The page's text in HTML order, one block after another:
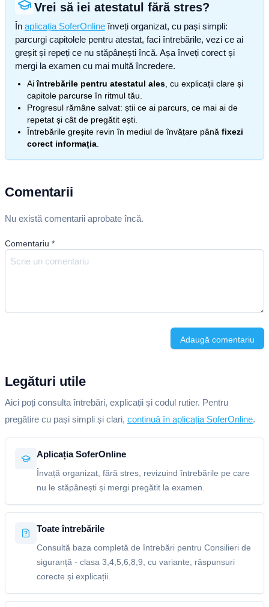
Vrei să iei atestatul fără stres?
În aplicația SoferOnline înveți organizat, cu pași simpli:
parcurgi capitolele pentru atestat, faci întrebările, vezi ce ai
greșit și repeți ce nu stăpânești încă. Așa înveți corect și
mergi la examen cu mai multă încredere.
Aiîntrebările pentru atestatul ales , cu explicații clare și
capitole parcurse în ritmul tău.
Progresul rămâne salvat: știi ce ai parcurs, ce mai ai de
repetat și cât de pregătit ești.
Întrebările greșite revin în mediul de învățare până fixezi
corect informația
Comentarii
Nu există comentarii aprobate încă.
Comentariu *
Adaugă comentariu
Legături utile
Aici poți consulta întrebări, explicații și codul rutier. Pentru
pregătire cu pași simpli și clari, continuă în aplicația SoferOnline.
Aplicația SoferOnline
Învață organizat, fără stres, revizuind întrebările pe care
nu le stăpânești și mergi pregătit la examen.
Toate întrebările
Consultă baza completă de întrebări pentru Consilieri de
siguranță - clasa 3,4,5,6,8,9, cu variante, răspunsuri
corecte și explicații.